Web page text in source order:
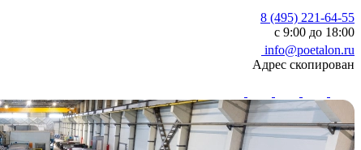
8 (495) 221-64-55
с 9:00 до 18:00
info@poetalon.ru
Адрес скопирован